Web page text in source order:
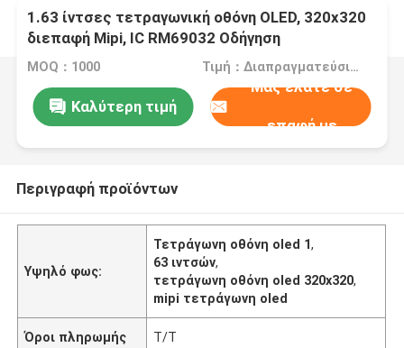
1.63 ίντσες τετραγωνική οθόνη OLED, 320x320
διεπαφή Mipi, IC RM69032 Οδήγηση
MOQ：1000 Τιμή：Διαπραγματεύσιμα
Καλύτερη τιμή
Μας ελάτε σε
επαφή με
Περιγραφή προϊόντων
Υψηλό φως:
Τετράγωνη οθόνη oled 1,
63 ιντσών,
τετράγωνη οθόνη oled 320x320,
mipi τετράγωνη oled
Όροι πληρωμής T/T